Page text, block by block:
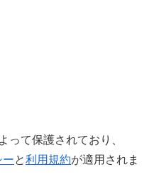
って保護されており、
ーと利用規約が適用されま